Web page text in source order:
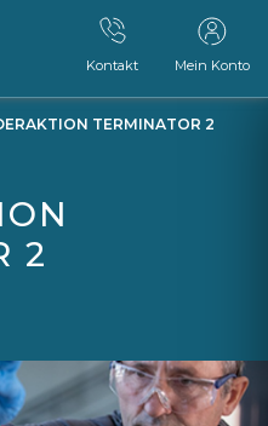
Mein Konto
Kontakt
TERMINATOR 2
2